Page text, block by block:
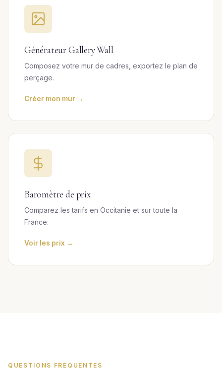
Générateur Gallery Wall
Composez votre mur de cadres, exportez le plan de
perçage.
Créer mon mur →
Baromètre de prix
Comparez les tarifs en Occitanie et sur toute la
France.
Voir les prix →
QUESTIONS FRÉQUENTES